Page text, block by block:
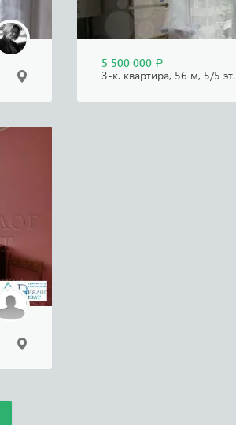
5 500 000 Р
3-к. квартира, 56 м, 5/5 эт.